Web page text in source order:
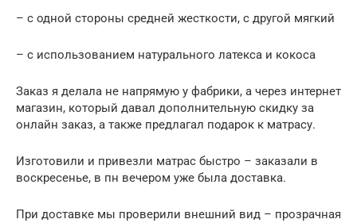
– с одной стороны средней жесткости, с другой мягкий
– с использованием натурального латекса и кокоса
Заказ я делала не напрямую у фабрики, а через интернет
магазин, который давал дополнительную скидку за
онлайн заказ, а также предлагал подарок к матрасу.
Изготовили и привезли матрас быстро – заказали в
воскресенье, в пн вечером уже была доставка.
При доставке мы проверили внешний вид – прозрачная